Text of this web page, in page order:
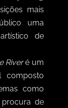
mais
uma
de
Riveré um
composto
como
procura de